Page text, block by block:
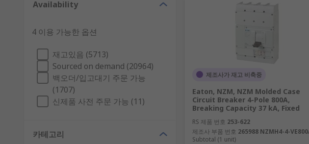
Availability
4 이용 가능한 옵션
재고있음 (5713)
Sourced on demand (20964)
백오더/입고대기 주문 가능
(1707)
신제품 사전 주문 가능 (11)
카테고리
제조사가 재고 비축중
Eaton, NZM, NZM Molded Case
Circuit Breaker 4-Pole 800A,
Breaking Capacity 37 kA, Fixed
RS 제품 번호 253-622
제조사 부품 번호 265988 NZMH4-4-
Subtotal (1 unit)